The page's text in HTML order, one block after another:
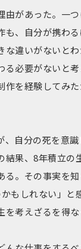
由があった。一
も、自分が携わ
な違いがないと
る必要がないと
作を経験してみ
、自分の死を意
結果、8年積立の
る。その事実を
もしれない」と
を考えざるを得な